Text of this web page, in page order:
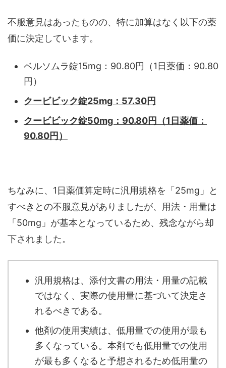
不服意見はあったものの、特に加算はなく以下の薬
価に決定しています。
ベルソムラ錠15mg：90.80円（1日薬価：90.80
円）
クービビック錠25mg：57.30円
クービビック錠50mg：90.80円（1日薬価：
90.80円）
ちなみに、1日薬価算定時に汎用規格を「25mg」と
すべきとの不服意見がありましたが、用法・用量は
「50mg」が基本となっているため、残念ながら却
下されました。
汎用規格は、添付文書の用法・用量の記載
ではなく、実際の使用量に基づいて決定さ
れるべきである。
他剤の使用実績は、低用量での使用が最も
多くなっている。本剤でも低用量での使用
が最も多くなると予想されるため低用量の